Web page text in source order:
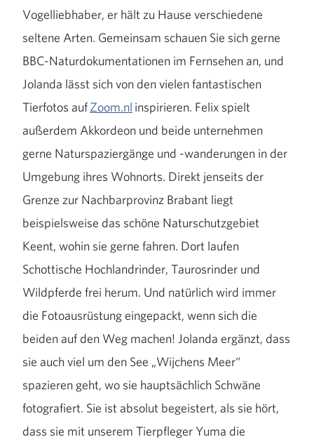
Vogelliebhaber, er hält zu Hause verschiedene
seltene Arten. Gemeinsam schauen Sie sich gerne
BBC-Naturdokumentationen im Fernsehen an, und
Jolanda lässt sich von den vielen fantastischen
Tierfotos aufZoom.nl inspirieren. Felix spielt
außerdem Akkordeon und beide unternehmen
gerne Naturspaziergänge und -wanderungen in der
Umgebung ihres Wohnorts. Direkt jenseits der
Grenze zur Nachbarprovinz Brabant liegt
beispielsweise das schöne Naturschutzgebiet
Keent, wohin sie gerne fahren. Dort laufen
Schottische Hochlandrinder, Taurosrinder und
Wildpferde frei herum. Und natürlich wird immer
die Fotoausrüstung eingepackt, wenn sich die
beiden auf den Weg machen! Jolanda ergänzt, dass
sie auch viel um den See „Wijchens Meer“
spazieren geht, wo sie hauptsächlich Schwäne
fotografiert. Sie ist absolut begeistert, als sie hört,
dass sie mit unserem Tierpfleger Yuma die